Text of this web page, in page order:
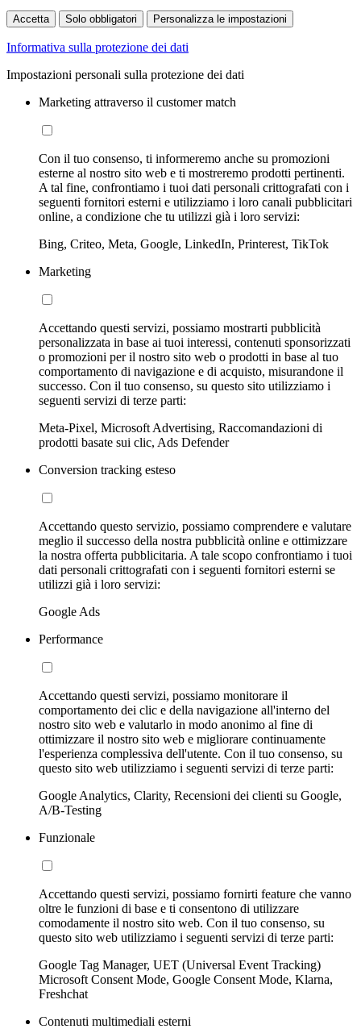
Accetta Solo obbligatori Personalizza le impostazioni
Informativa sulla protezione dei dati
Impostazioni personali sulla protezione dei dati
Marketing attraverso il customer match
Con il tuo consenso, ti informeremo anche su promozioni
esterne al nostro sito web e ti mostreremo prodotti pertinenti.
A tal fine, confrontiamo i tuoi dati personali crittografati con i
seguenti fornitori esterni e utilizziamo i loro canali pubblicitari
online, a condizione che tu utilizzi già i loro servizi:
Bing, Criteo, Meta, Google, LinkedIn, Printerest, TikTok
Marketing
Accettando questi servizi, possiamo mostrarti pubblicità
personalizzata in base ai tuoi interessi, contenuti sponsorizzati
o promozioni per il nostro sito web o prodotti in base al tuo
comportamento di navigazione e di acquisto, misurandone il
successo. Con il tuo consenso, su questo sito utilizziamo i
seguenti servizi di terze parti:
Meta-Pixel, Microsoft Advertising, Raccomandazioni di
prodotti basate sui clic, Ads Defender
Conversion tracking esteso
Accettando questo servizio, possiamo comprendere e valutare
meglio il successo della nostra pubblicità online e ottimizzare
la nostra offerta pubblicitaria. A tale scopo confrontiamo i tuoi
dati personali crittografati con i seguenti fornitori esterni se
utilizzi già i loro servizi:
Google Ads
Performance
Accettando questi servizi, possiamo monitorare il
comportamento dei clic e della navigazione all'interno del
nostro sito web e valutarlo in modo anonimo al fine di
ottimizzare il nostro sito web e migliorare continuamente
l'esperienza complessiva dell'utente. Con il tuo consenso, su
questo sito web utilizziamo i seguenti servizi di terze parti:
Google Analytics, Clarity, Recensioni dei clienti su Google,
A/B-Testing
Funzionale
Accettando questi servizi, possiamo fornirti feature che vanno
oltre le funzioni di base e ti consentono di utilizzare
comodamente il nostro sito web. Con il tuo consenso, su
questo sito web utilizziamo i seguenti servizi di terze parti:
Google Tag Manager, UET (Universal Event Tracking)
Microsoft Consent Mode, Google Consent Mode, Klarna,
Freshchat
Contenuti multimediali esterni